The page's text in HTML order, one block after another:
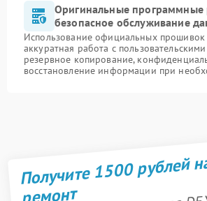
Оригинальные программные
безопасное обслуживание
Использование официальных прошивок
аккуратная работа с
резервное копирование,
восстановление информации при
Получите 1500 рублей